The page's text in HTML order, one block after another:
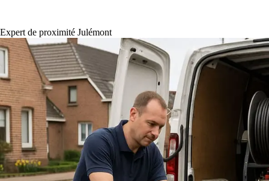
Expert de proximité Julémont